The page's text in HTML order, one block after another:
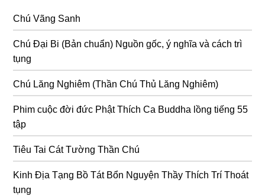
Chú Vãng Sanh
Chú Đại Bi (Bản chuẩn) Nguồn gốc, ý nghĩa và cách trì
tụng
Chú Lăng Nghiêm (Thần Chú Thủ Lăng Nghiêm)
Phim cuộc đời đức Phật Thích Ca Buddha lồng tiếng 55
tập
Tiêu Tai Cát Tường Thần Chú
Kinh Địa Tạng Bồ Tát Bổn Nguyện Thầy Thích Trí Thoát
tụng